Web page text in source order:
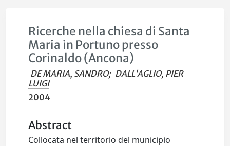
Ricerche nella chiesa di Santa
Maria in Portuno presso
Corinaldo (Ancona)
DE MARIA, SANDRO; DALL'AGLIO, PIER
LUIGI
2004
Abstract
Collocata nel territorio del municipio